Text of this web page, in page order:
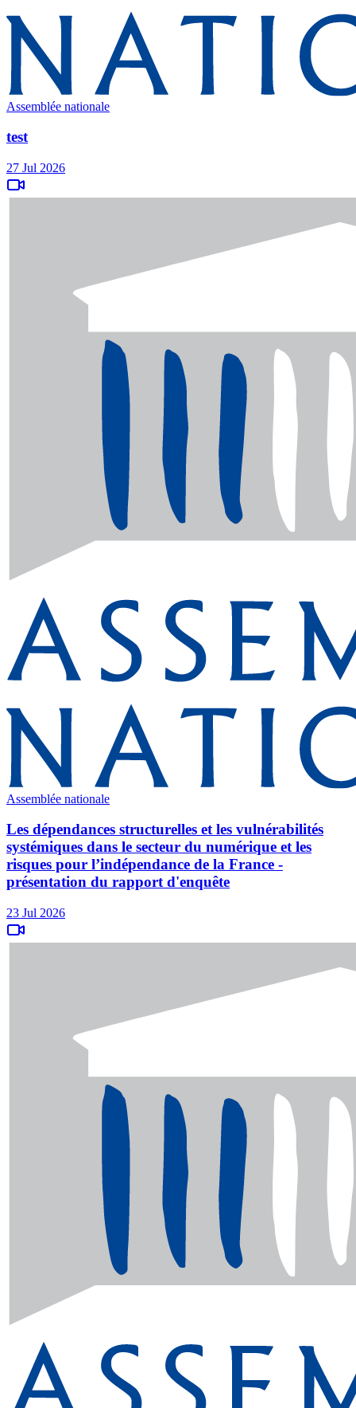
Assemblée nationale
test
27 Jul 2026
Assemblée nationale
Les dépendances structurelles et les vulnérabilités
systémiques dans le secteur du numérique et les
risques pour l’indépendance de la France -
présentation du rapport d'enquête
23 Jul 2026